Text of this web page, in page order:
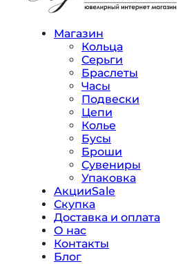
Магазин
Кольца
Серьги
Браслеты
Часы
Подвески
Цепи
Колье
Бусы
Броши
Сувениры
Упаковка
АкцииSale
Скупка
Доставка и оплата
О нас
Контакты
Блог